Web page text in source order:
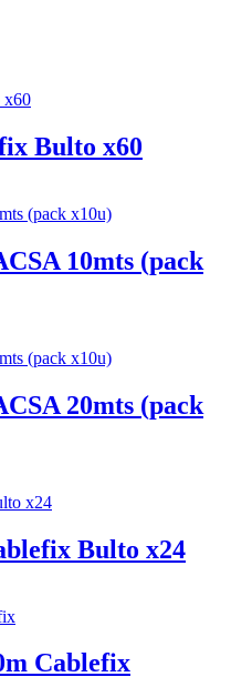
Bulto x60
10mts (pack
20mts (pack
Bulto x24
Cablefix